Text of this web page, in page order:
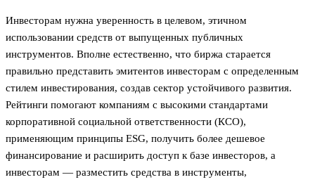
Инвесторам нужна уверенность в целевом, этичном
использовании средств от выпущенных публичных
инструментов. Вполне естественно, что биржа старается
правильно представить эмитентов инвесторам с определенным
стилем инвестирования, создав сектор устойчивого развития.
Рейтинги помогают компаниям с высокими стандартами
корпоративной социальной ответственности (КСО),
применяющим принципы ESG, получить более дешевое
финансирование и расширить доступ к базе инвесторов, а
инвесторам — разместить средства в инструменты,